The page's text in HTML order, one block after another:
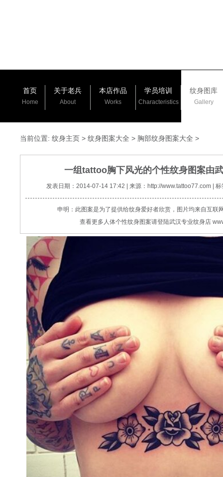
首页
Home
关于老兵
About
本店作品
Works
学员培训
Characteristics
纹身图库
Gallery
当前位置: 纹身主页 > 纹身图案大全 > 胸部纹身图案大全 >
一组tattoo胸下风光的个性纹身图案由
发表日期：2014-07-14 17:42 | 来源：http://www.tattoo77.com |
申明：此图案是为了提供给纹身爱好者欣赏，图片均来自互联
查看更多人体个性纹身图案请登陆武汉专业纹身店